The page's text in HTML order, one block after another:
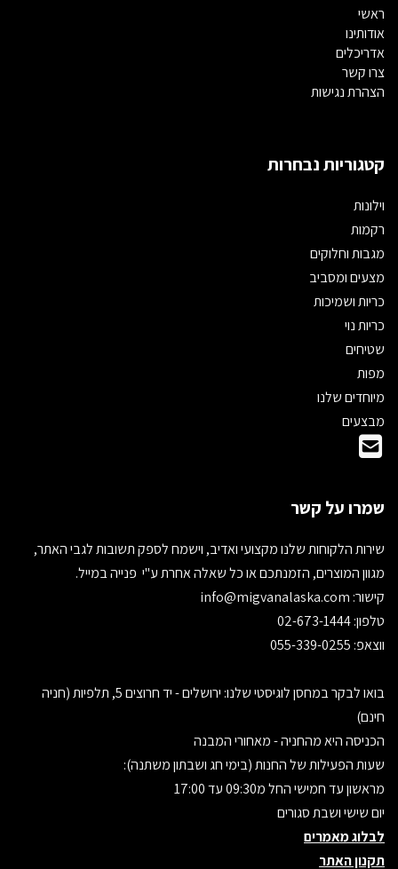
ראשי
אודותינו
אדריכלים
צרו קשר
הצהרת נגישות
קטגוריות נבחרות
וילונות
רקמות
מגבות וחלוקים
מצעים ומסביב
כריות ושמיכות
כריות נוי
שטיחים
מפות
מיוחדים שלנו
מבצעים
שמרו על קשר
שירות הלקוחות שלנו מקצועי ואדיב, וישמח לספק תשובות לגבי האתר,
מגוון המוצרים, הזמנתכם או כל שאלה אחרת ע"י פנייה במייל.
קישור:
טלפון: 02-673-1444
ווצאפ: 055-339-0255
בואו לבקר במחסן לוגיסטי שלנו: ירושלים - יד חרוצים 5, תלפיות (חניה
חינם)
הכניסה היא מהחניה - מאחורי המבנה
שעות הפעילות של החנות (בימי חג ושבתון משתנה):
מראשון עד חמישי החל מ09:30 עד 17:00
יום שישי ושבת סגורים
לבלוג מאמרים
תקנון האתר